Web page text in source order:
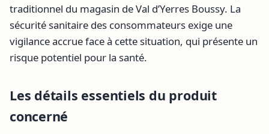
traditionnel du magasin de Val d’Yerres Boussy. La
sécurité sanitaire des consommateurs exige une
vigilance accrue face à cette situation, qui présente un
risque potentiel pour la santé.
Les détails essentiels du produit
concerné